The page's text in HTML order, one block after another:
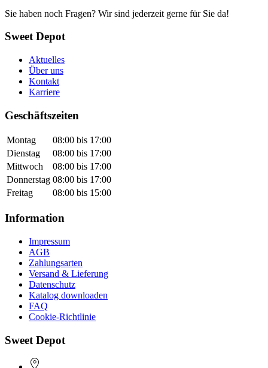
Sie haben noch Fragen? Wir sind jederzeit gerne für Sie da!
Sweet Depot
Aktuelles
Über uns
Kontakt
Karriere
Geschäftszeiten
Montag
08:00 bis 17:00
Dienstag
08:00 bis 17:00
Mittwoch
08:00 bis 17:00
Donnerstag 08:00 bis 17:00
Freitag
08:00 bis 15:00
Information
Impressum
AGB
Zahlungsarten
Versand & Lieferung
Datenschutz
Katalog downloaden
FAQ
Cookie-Richtlinie
Sweet Depot